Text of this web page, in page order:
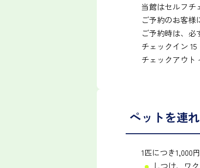
当館はセルフチ
ご予約のお客様
ご予約時は、必
チェックイン
チェックアウト
ペットを連
1匹につき1,000